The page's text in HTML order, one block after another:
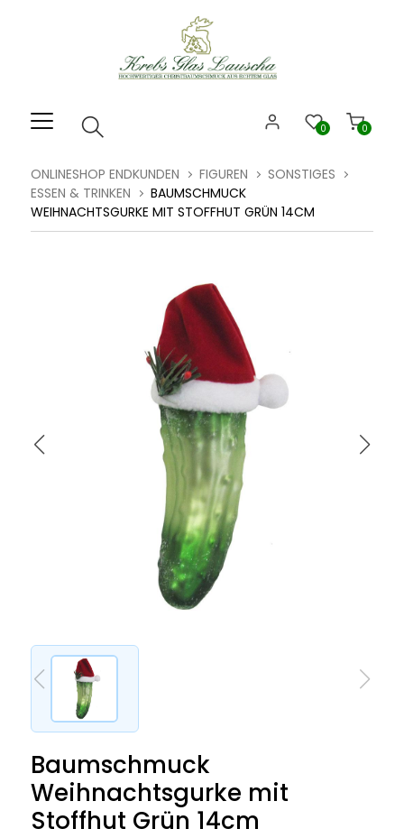
Barrierefreiheitsmenü
0
0
ONLINESHOP ENDKUNDEN FIGUREN
SONSTIGES
ESSEN & TRINKEN
BAUMSCHMUCK
WEIHNACHTSGURKE MIT STOFFHUT GRÜN 14CM
Baumschmuck
Weihnachtsgurke mit
Stoffhut Grün 14cm